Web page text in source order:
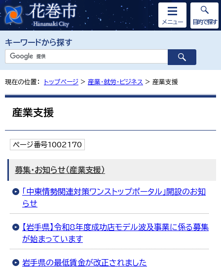
キーワードから探す
メニュー 目的で探す
現在の位置： トップページ > 産業・就労・ビジネス > 産業支援
産業支援
ページ番号1002170
募集・お知らせ（産業支援）
「中東情勢関連対策ワンストップポータル」開設のお知
らせ
【岩手県】令和8年度成功店モデル波及事業に係る募集
が始まっています
岩手県の最低賃金が改正されました